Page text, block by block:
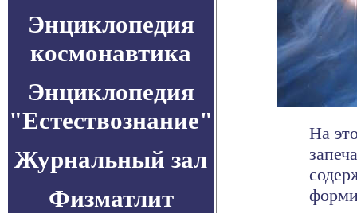
Энциклопедия
космонавтика
Энциклопедия
"Естествознание"
Журнальный зал
Физматлит
На